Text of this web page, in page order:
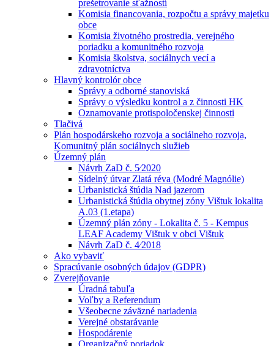
prešetrovanie sťažností
Komisia financovania, rozpočtu a správy majetku
obce
Komisia životného prostredia, verejného
poriadku a komunitného rozvoja
Komisia školstva, sociálnych vecí a
zdravotníctva
Hlavný kontrolór obce
Správy a odborné stanoviská
Správy o výsledku kontrol a z činnosti HK
Oznamovanie protispoločenskej činnosti
Tlačivá
Plán hospodárskeho rozvoja a sociálneho rozvoja,
Komunitný plán sociálnych služieb
Územný plán
Návrh ZaD č. 5⁄2020
Sídelný útvar Zlatá réva (Modré Magnólie)
Urbanistická štúdia Nad jazerom
Urbanistická štúdia obytnej zóny Vištuk lokalita
A.03 (1.etapa)
Územný plán zóny - Lokalita č. 5 - Kempus
LEAF Academy Vištuk v obci Vištuk
Návrh ZaD č. 4⁄2018
Ako vybaviť
Spracúvanie osobných údajov (GDPR)
Zverejňovanie
Úradná tabuľa
Voľby a Referendum
Všeobecne záväzné nariadenia
Verejné obstarávanie
Hospodárenie
Organizačný poriadok